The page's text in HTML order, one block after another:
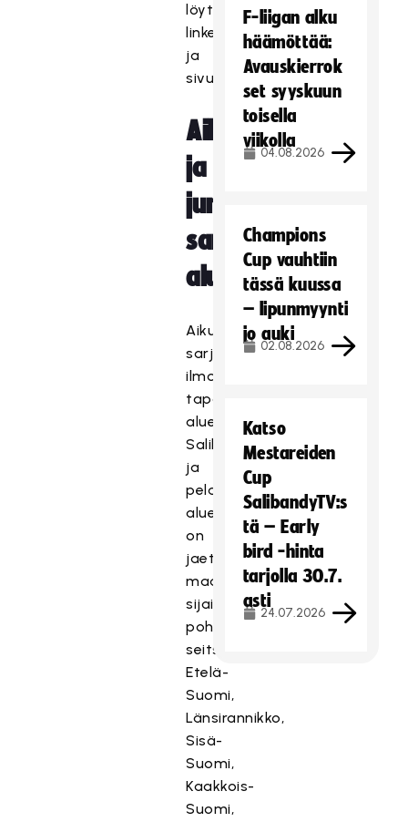
löytyvistä
linkeistä
ja
sivustoilta.
Aikuisten
ja
junioreiden
sarjat
alueellisesti
Aikuisten
sarjoihin
ilmoittautuminen
tapahtuu
alueellisesti.
Salibandyliiton
ja
pelaamisen
alueet
on
jaettu
maantieteellisen
sijainnin
pohjalta
seitsemään:
Etelä-
Suomi,
Länsirannikko,
Sisä-
Suomi,
Kaakkois-
Suomi,
F-liigan alku
häämöttää:
Avauskierrok
set syyskuun
toisella
viikolla
04.08.2026
Champions
Cup vauhtiin
tässä kuussa
– lipunmyynti
jo auki
02.08.2026
Katso
Mestareiden
Cup
SalibandyTV:s
tä – Early
bird -hinta
tarjolla 30.7.
asti
24.07.2026